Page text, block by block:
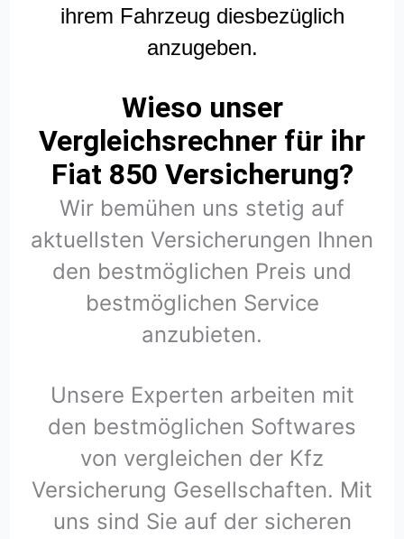
ihrem Fahrzeug diesbezüglich
anzugeben.
Wieso unser
Vergleichsrechner für ihr
Fiat 850 Versicherung?
Wir bemühen uns stetig auf
aktuellsten Versicherungen Ihnen
den bestmöglichen Preis und
bestmöglichen Service
anzubieten.
Unsere Experten arbeiten mit
den bestmöglichen Softwares
von vergleichen der Kfz
Versicherung Gesellschaften. Mit
uns sind Sie auf der sicheren